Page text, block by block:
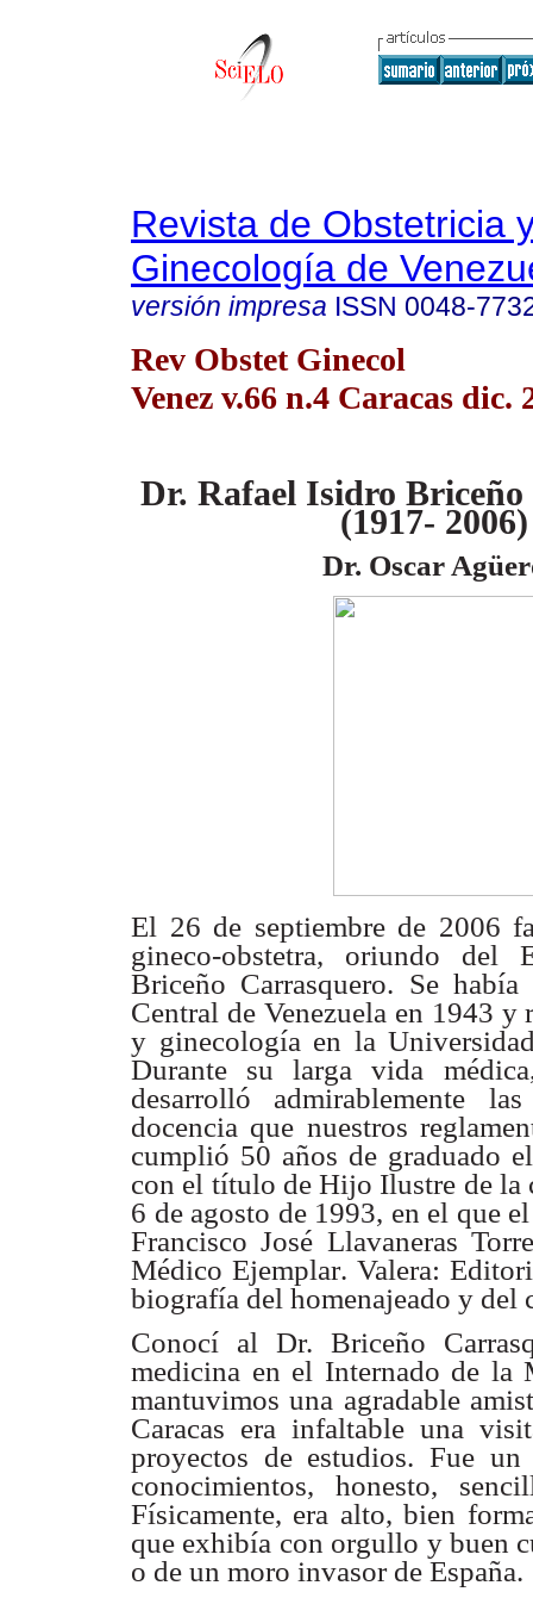
Revista de Obstetricia
Ginecología de
versión impresa ISSN 0048-
Rev Obstet Ginecol
Venez v.66 n.4 Caracas dic.
Dr. Rafael Isidro
(1917- 2006)
Dr. Oscar
El 26 de septiembre de 2006
gineco-obstetra, oriundo del
Briceño Carrasquero. Se
Central de Venezuela en 1943 y
y ginecología en la
Durante su larga vida
desarrolló admirablemente
docencia que nuestros
cumplió 50 años de graduado
con el título de Hijo Ilustre de
6 de agosto de 1993, en el que el
Francisco José Llavaneras
MédicoEjemplar. Valera:
biografía del homenajeado y del
Conocí al Dr. Briceño
medicina en el Internado de la
mantuvimos una agradable
Caracas era infaltable una
proyectos de estudios. Fue
conocimientos, honesto,
Físicamente, era alto, bien
que exhibía con orgullo y buen
o de un moro invasor de España.